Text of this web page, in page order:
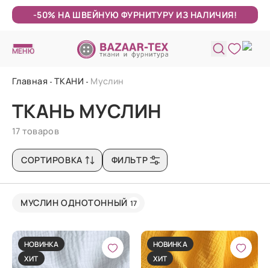
-50% НА ШВЕЙНУЮ ФУРНИТУРУ ИЗ НАЛИЧИЯ!
МЕНЮ
Главная ТКАНИ Муслин
ТКАНЬ МУСЛИН
17 товаров
СОРТИРОВКА ФИЛЬТР
МУСЛИН ОДНОТОННЫЙ 17
НОВИНКА
ХИТ
НОВИНКА
ХИТ